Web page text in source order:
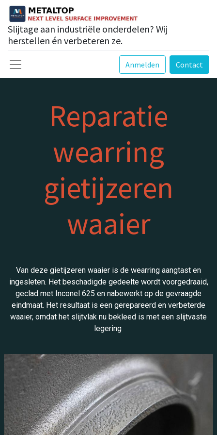
Slijtage aan industriële onderdelen? Wij
herstellen én verbeteren ze.
Anmelden Contact
Reparatie
wearring
gietijzeren
waaier
Van deze gietijzeren waaier is de wearring aangtast en
ingesleten. Het beschadigde gedeelte wordt voorgedraaid,
geclad met Inconel 625 en nabewerkt op de gevraagde
eindmaat. Het resultaat is een gerepareerd en verbeterde
waaier, omdat het slijtvlak nu bekleed is met een slijtvaste
legering